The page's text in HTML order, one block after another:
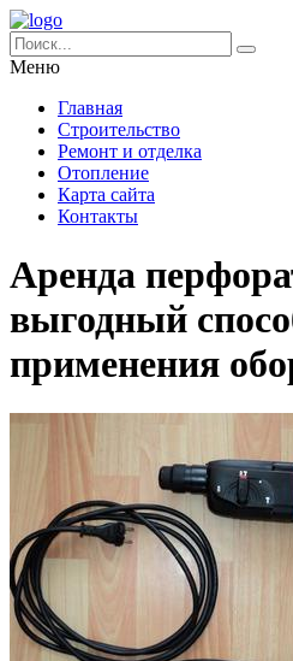
Меню
Главная
Строительство
Ремонт и отделка
Отопление
Карта сайта
Контакты
Аренда
выгодный
применения